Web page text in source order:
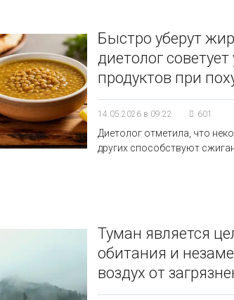
Быстро уберут
диетолог
продуктов при
14.05.2026 в 09:22 601
Диетолог отметила, что
других способствуют
Туман является
обитания и
воздух от